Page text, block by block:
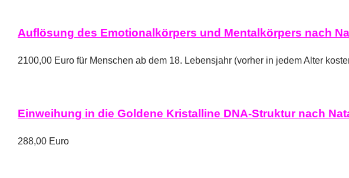
Auflösung des Emotionalkörpers und Mentalkörpers nach
2100,00 Euro für Menschen ab dem 18. Lebensjahr (vorher in jedem Alter
Einweihung in die Goldene Kristalline DNA-Struktur nach
288,00 Euro